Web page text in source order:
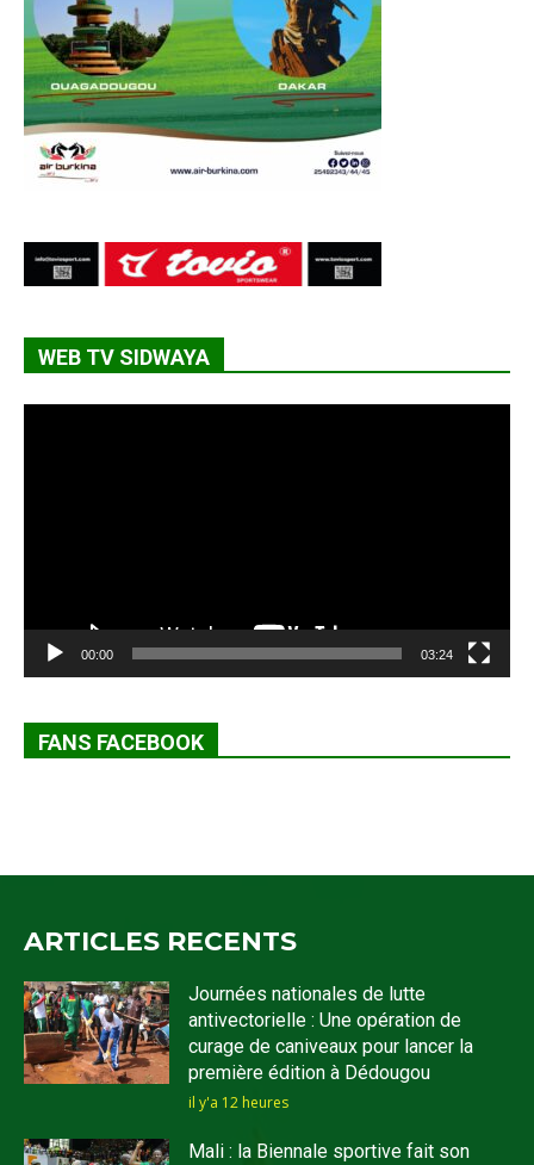
WEB TV SIDWAYA
00:00 03:24
FANS FACEBOOK
ARTICLES RECENTS
Journées nationales de lutte
antivectorielle : Une opération de
curage de caniveaux pour lancer la
première édition à Dédougou
il y'a 12 heures
Mali : la Biennale sportive fait son